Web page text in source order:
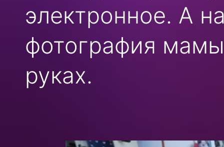
электронное. А
фотография
руках.